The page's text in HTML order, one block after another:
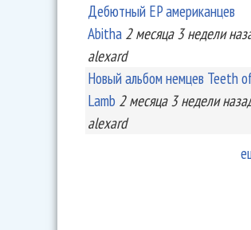
Дебютный EP американцев
Abitha 2 месяца 3 недели
alexard
Новый альбом немцев Teeth
Lamb 2 месяца 3 недели
alexard